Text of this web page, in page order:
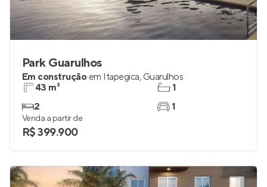
Park Guarulhos
Em construção em Itapegica, Guarulhos
43 m²
2
1
1
Venda a partir de
R$ 399.900